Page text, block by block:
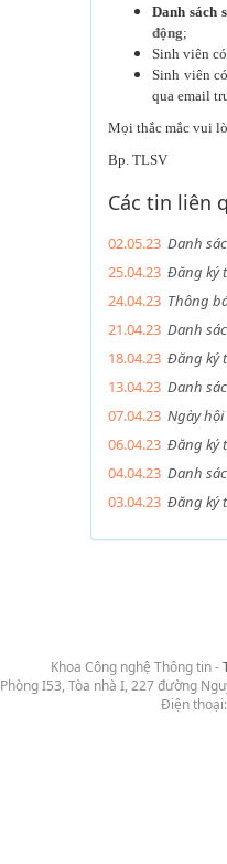
Danh sách
động;
Sinh viên
Sinh viên
qua email
Mọi thắc mắc vui
Bp. TLSV
Các tin liên
02.05.23 Danh
25.04.23 Đăng ký
24.04.23 Thông
21.04.23 Danh
18.04.23 Đăng ký
13.04.23 Danh
07.04.23 Ngày
06.04.23 Đăng ký
04.04.23 Danh
03.04.23 Đăng ký
Khoa Công nghệ Thông tin -
Phòng I53, Tòa nhà I, 227 đường
Điện